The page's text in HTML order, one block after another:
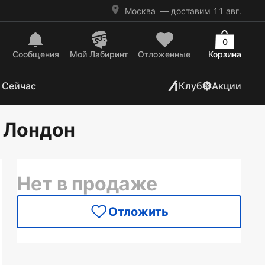
Москва — доставим 11 авг.
Сообщения Mой Лабиринт Отложенные Корзина
0
Клуб Акции
Нет в продаже
Отложить